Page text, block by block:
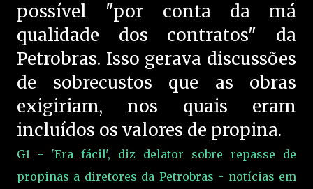
possível "por conta da má
qualidade dos contratos" da
Petrobras. Isso gerava discussões
de sobrecustos que as obras
exigiriam, nos quais eram
incluídos os valores de propina.
G1 - 'Era fácil', diz delator sobre repasse de
propinas a diretores da Petrobras - notícias em